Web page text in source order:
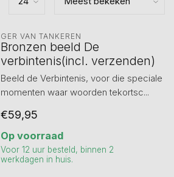
GER VAN TANKEREN
Bronzen beeld De
verbintenis(incl. verzenden)
Beeld de Verbintenis, voor die speciale
momenten waar woorden tekortsc...
€59,95
Op voorraad
Voor 12 uur besteld, binnen 2
werkdagen in huis.